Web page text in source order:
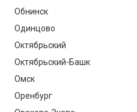
Обнинск
Одинцово
Октябрьский
Октябрьский-Башк
Омск
Оренбург